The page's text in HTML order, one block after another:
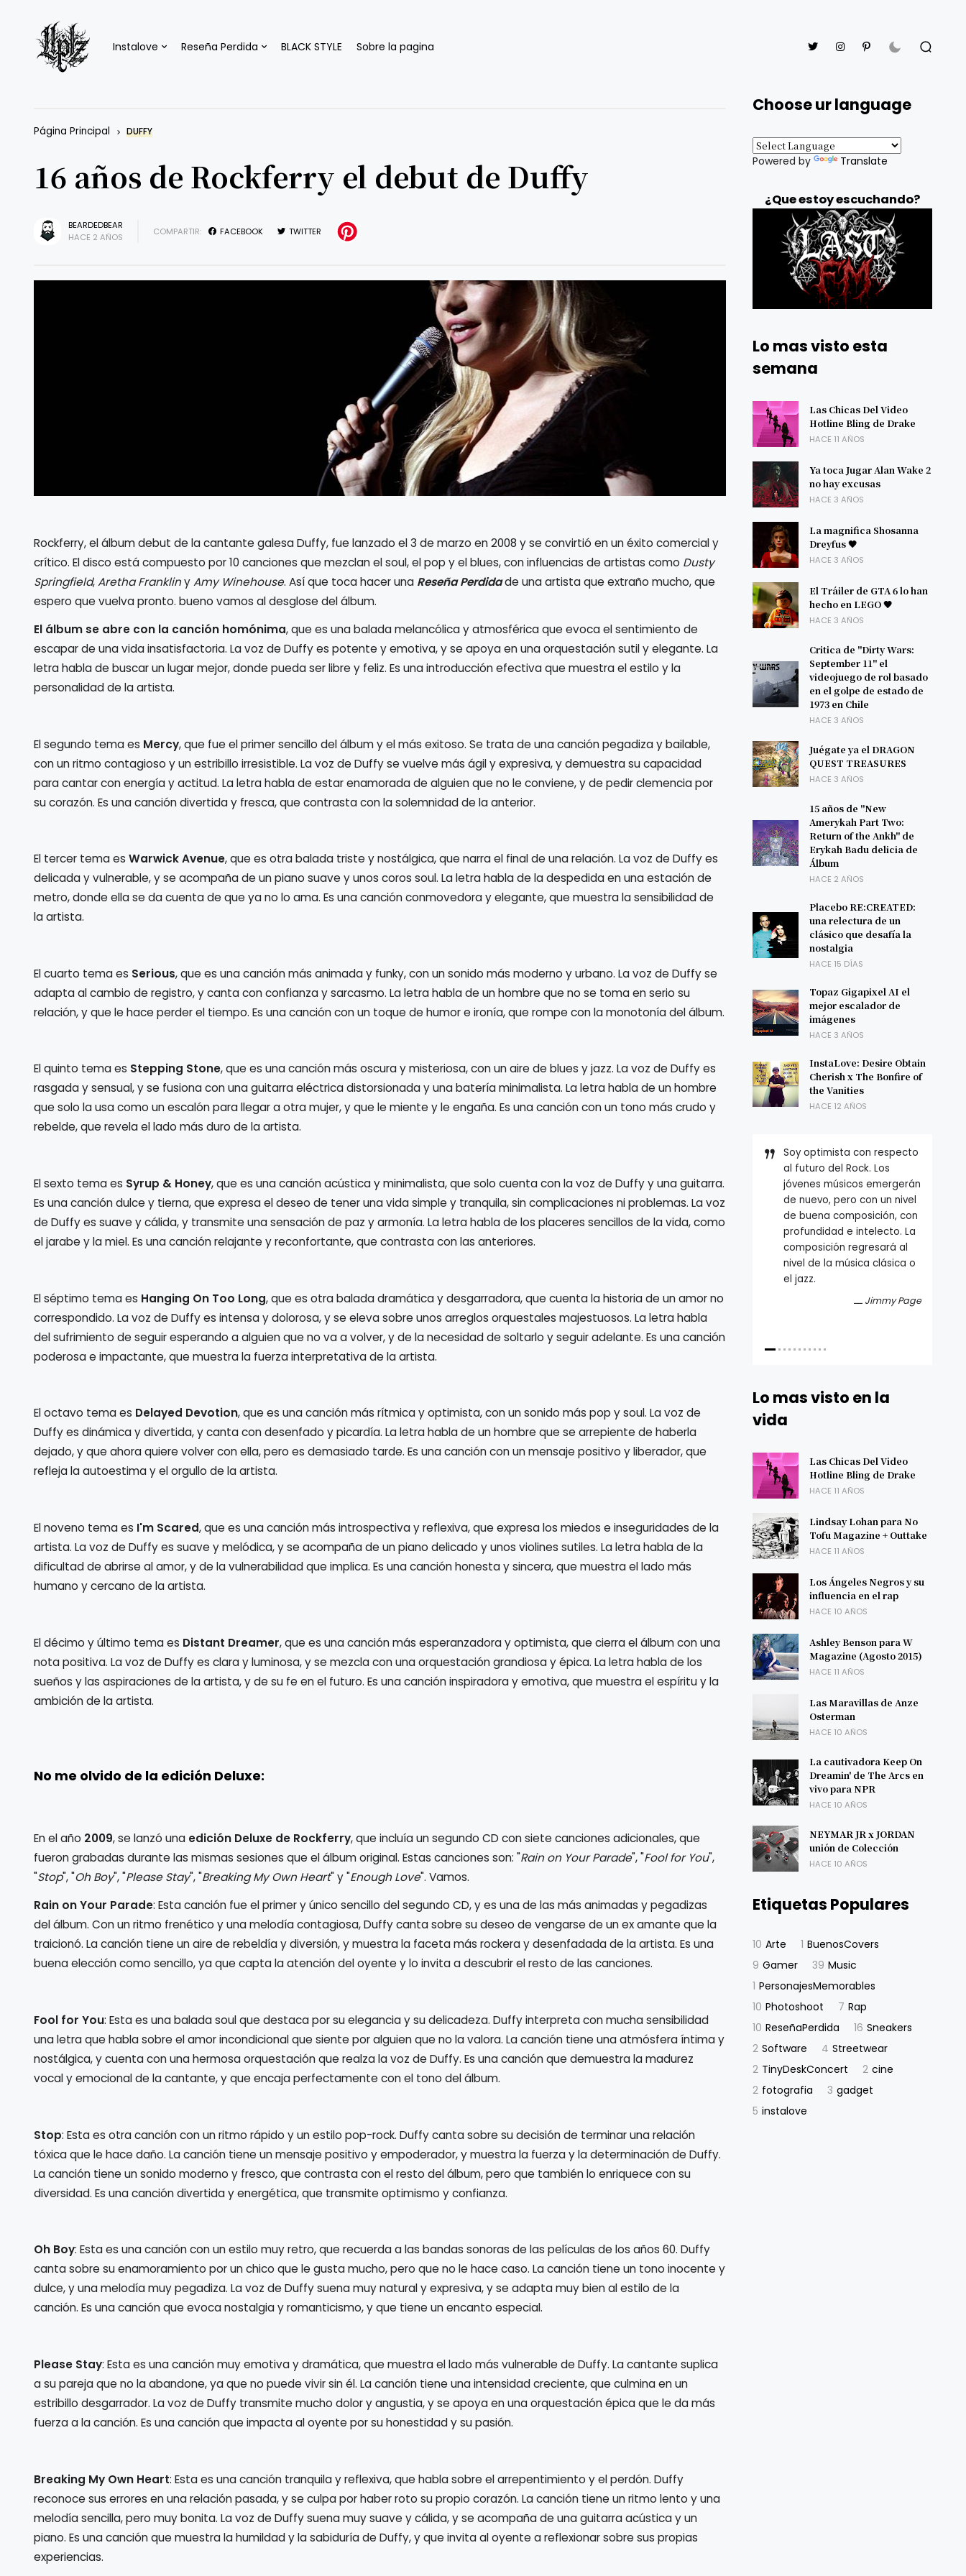
Instalove Reseña Perdida BLACK STYLE Sobre la pagina
Página Principal DUFFY
16 años de Rockferry el debut de Duffy
BEARDEDBEAR
HACE 2 AÑOS
COMPARTIR: FACEBOOK TWITTER
Rockferry, el álbum debut de la cantante galesa Duffy, fue lanzado el 3 de marzo en 2008 y se convirtió en un éxito comercial y
crítico. El disco está compuesto por 10 canciones que mezclan el soul, el pop y el blues, con influencias de artistas como Dusty
Springfield,Aretha FranklinyAmy Winehouse. Así que toca hacer una Reseña Perdidade una artista que extraño mucho, que
espero que vuelva pronto. bueno vamos al desglose del álbum.
El álbum se abre con la canción homónima, que es una balada melancólica y atmosférica que evoca el sentimiento de
escapar de una vida insatisfactoria. La voz de Duffy es potente y emotiva, y se apoya en una orquestación sutil y elegante. La
letra habla de buscar un lugar mejor, donde pueda ser libre y feliz. Es una introducción efectiva que muestra el estilo y la
personalidad de la artista.
El segundo tema es Mercy, que fue el primer sencillo del álbum y el más exitoso. Se trata de una canción pegadiza y bailable,
con un ritmo contagioso y un estribillo irresistible. La voz de Duffy se vuelve más ágil y expresiva, y demuestra su capacidad
para cantar con energía y actitud. La letra habla de estar enamorada de alguien que no le conviene, y de pedir clemencia por
su corazón. Es una canción divertida y fresca, que contrasta con la solemnidad de la anterior.
El tercer tema es Warwick Avenue, que es otra balada triste y nostálgica, que narra el final de una relación. La voz de Duffy es
delicada y vulnerable, y se acompaña de un piano suave y unos coros soul. La letra habla de la despedida en una estación de
metro, donde ella se da cuenta de que ya no lo ama. Es una canción conmovedora y elegante, que muestra la sensibilidad de
la artista.
El cuarto tema es Serious, que es una canción más animada y funky, con un sonido más moderno y urbano. La voz de Duffy se
adapta al cambio de registro, y canta con confianza y sarcasmo. La letra habla de un hombre que no se toma en serio su
relación, y que le hace perder el tiempo. Es una canción con un toque de humor e ironía, que rompe con la monotonía del álbum.
El quinto tema es Stepping Stone, que es una canción más oscura y misteriosa, con un aire de blues y jazz. La voz de Duffy es
rasgada y sensual, y se fusiona con una guitarra eléctrica distorsionada y una batería minimalista. La letra habla de un hombre
que solo la usa como un escalón para llegar a otra mujer, y que le miente y le engaña. Es una canción con un tono más crudo y
rebelde, que revela el lado más duro de la artista.
El sexto tema es Syrup & Honey, que es una canción acústica y minimalista, que solo cuenta con la voz de Duffy y una guitarra.
Es una canción dulce y tierna, que expresa el deseo de tener una vida simple y tranquila, sin complicaciones ni problemas. La voz
de Duffy es suave y cálida, y transmite una sensación de paz y armonía. La letra habla de los placeres sencillos de la vida, como
el jarabe y la miel. Es una canción relajante y reconfortante, que contrasta con las anteriores.
El séptimo tema es Hanging On Too Long, que es otra balada dramática y desgarradora, que cuenta la historia de un amor no
correspondido. La voz de Duffy es intensa y dolorosa, y se eleva sobre unos arreglos orquestales majestuosos. La letra habla
del sufrimiento de seguir esperando a alguien que no va a volver, y de la necesidad de soltarlo y seguir adelante. Es una canción
poderosa e impactante, que muestra la fuerza interpretativa de la artista.
El octavo tema es Delayed Devotion, que es una canción más rítmica y optimista, con un sonido más pop y soul. La voz de
Duffy es dinámica y divertida, y canta con desenfado y picardía. La letra habla de un hombre que se arrepiente de haberla
dejado, y que ahora quiere volver con ella, pero es demasiado tarde. Es una canción con un mensaje positivo y liberador, que
refleja la autoestima y el orgullo de la artista.
El noveno tema es I'm Scared, que es una canción más introspectiva y reflexiva, que expresa los miedos e inseguridades de la
artista. La voz de Duffy es suave y melódica, y se acompaña de un piano delicado y unos violines sutiles. La letra habla de la
dificultad de abrirse al amor, y de la vulnerabilidad que implica. Es una canción honesta y sincera, que muestra el lado más
humano y cercano de la artista.
El décimo y último tema es Distant Dreamer, que es una canción más esperanzadora y optimista, que cierra el álbum con una
nota positiva. La voz de Duffy es clara y luminosa, y se mezcla con una orquestación grandiosa y épica. La letra habla de los
sueños y las aspiraciones de la artista, y de su fe en el futuro. Es una canción inspiradora y emotiva, que muestra el espíritu y la
ambición de la artista.
No me olvido de la edición Deluxe:
En el año 2009, se lanzó una edición Deluxe de Rockferry, que incluía un segundo CD con siete canciones adicionales, que
fueron grabadas durante las mismas sesiones que el álbum original. Estas canciones son: "Rain on Your Parade", "Fool for You",
"Stop", "Oh Boy", "Please Stay", "Breaking My Own Heart" y "Enough Love". Vamos.
Rain on Your Parade: Esta canción fue el primer y único sencillo del segundo CD, y es una de las más animadas y pegadizas
del álbum. Con un ritmo frenético y una melodía contagiosa, Duffy canta sobre su deseo de vengarse de un ex amante que la
traicionó. La canción tiene un aire de rebeldía y diversión, y muestra la faceta más rockera y desenfadada de la artista. Es una
buena elección como sencillo, ya que capta la atención del oyente y lo invita a descubrir el resto de las canciones.
Fool for You: Esta es una balada soul que destaca por su elegancia y su delicadeza. Duffy interpreta con mucha sensibilidad
una letra que habla sobre el amor incondicional que siente por alguien que no la valora. La canción tiene una atmósfera íntima y
nostálgica, y cuenta con una hermosa orquestación que realza la voz de Duffy. Es una canción que demuestra la madurez
vocal y emocional de la cantante, y que encaja perfectamente con el tono del álbum.
Stop: Esta es otra canción con un ritmo rápido y un estilo pop-rock. Duffy canta sobre su decisión de terminar una relación
tóxica que le hace daño. La canción tiene un mensaje positivo y empoderador, y muestra la fuerza y la determinación de Duffy.
La canción tiene un sonido moderno y fresco, que contrasta con el resto del álbum, pero que también lo enriquece con su
diversidad. Es una canción divertida y energética, que transmite optimismo y confianza.
Oh Boy: Esta es una canción con un estilo muy retro, que recuerda a las bandas sonoras de las películas de los años 60. Duffy
canta sobre su enamoramiento por un chico que le gusta mucho, pero que no le hace caso. La canción tiene un tono inocente y
dulce, y una melodía muy pegadiza. La voz de Duffy suena muy natural y expresiva, y se adapta muy bien al estilo de la
canción. Es una canción que evoca nostalgia y romanticismo, y que tiene un encanto especial.
Please Stay: Esta es una canción muy emotiva y dramática, que muestra el lado más vulnerable de Duffy. La cantante suplica
a su pareja que no la abandone, ya que no puede vivir sin él. La canción tiene una intensidad creciente, que culmina en un
estribillo desgarrador. La voz de Duffy transmite mucho dolor y angustia, y se apoya en una orquestación épica que le da más
fuerza a la canción. Es una canción que impacta al oyente por su honestidad y su pasión.
Breaking My Own Heart: Esta es una canción tranquila y reflexiva, que habla sobre el arrepentimiento y el perdón. Duffy
reconoce sus errores en una relación pasada, y se culpa por haber roto su propio corazón. La canción tiene un ritmo lento y una
melodía sencilla, pero muy bonita. La voz de Duffy suena muy suave y cálida, y se acompaña de una guitarra acústica y un
piano. Es una canción que muestra la humildad y la sabiduría de Duffy, y que invita al oyente a reflexionar sobre sus propias
experiencias.
Choose ur language
Powered by Translate
¿Que estoy escuchando?
Lo mas visto esta
semana
Las Chicas Del Video
Hotline Bling de Drake
HACE 11 AÑOS
Ya toca Jugar Alan Wake 2
no hay excusas
HACE 3 AÑOS
La magnifica Shosanna
Dreyfus 🖤
HACE 3 AÑOS
El Tráiler de GTA 6 lo han
hecho en LEGO 🖤
HACE 3 AÑOS
Critica de "Dirty Wars:
September 11" el
videojuego de rol basado
en el golpe de estado de
1973 en Chile
HACE 3 AÑOS
Juégate ya el DRAGON
QUEST TREASURES
HACE 3 AÑOS
15 años de "New
Amerykah Part Two:
Return of the Ankh" de
Erykah Badu delicia de
Álbum
HACE 2 AÑOS
Placebo RE:CREATED:
una relectura de un
clásico que desafía la
nostalgia
HACE 15 DÍAS
Topaz Gigapixel AI el
mejor escalador de
imágenes
HACE 3 AÑOS
InstaLove: Desire Obtain
Cherish x The Bonfire of
the Vanities
HACE 12 AÑOS
Soy optimista con respecto
al futuro del Rock. Los
jóvenes músicos emergerán
de nuevo, pero con un nivel
de buena composición, con
profundidad e intelecto. La
composición regresará al
nivel de la música clásica o
el jazz.
Jimmy Page
Lo mas visto en la
vida
Las Chicas Del Video
Hotline Bling de Drake
HACE 11 AÑOS
Lindsay Lohan para No
Tofu Magazine + Outtake
HACE 11 AÑOS
Los Ángeles Negros y su
influencia en el rap
HACE 10 AÑOS
Ashley Benson para W
Magazine (Agosto 2015)
HACE 11 AÑOS
Las Maravillas de Anze
Osterman
HACE 10 AÑOS
La cautivadora Keep On
Dreamin' de The Arcs en
vivo para NPR
HACE 10 AÑOS
NEYMAR JR x JORDAN
unión de Colección
HACE 10 AÑOS
Etiquetas Populares
10 Arte 1 BuenosCovers
9 Gamer 39 Music
1 PersonajesMemorables
10 Photoshoot 7 Rap
10 ReseñaPerdida 16 Sneakers
2 Software 4 Streetwear
2 TinyDeskConcert 2 cine
2 fotografia 3 gadget
5 instalove